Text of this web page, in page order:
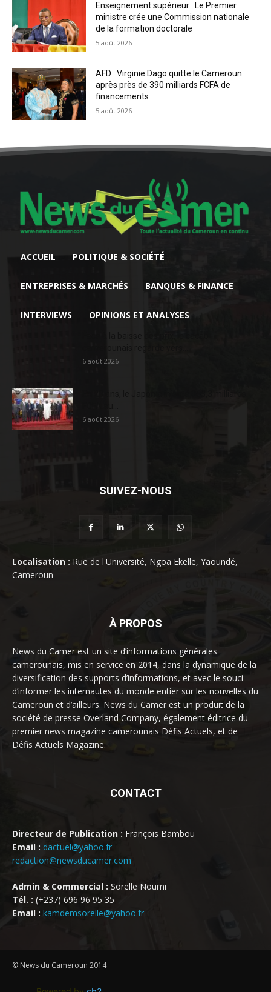
Enseignement supérieur : Le Premier
ministre crée une Commission nationale
de la formation doctorale
5 août 2026
AFD : Virginie Dago quitte le Cameroun
après près de 390 milliards FCFA de
financements
5 août 2026
ACCUEIL POLITIQUE & SOCIÉTÉ
ENTREPRISES & MARCHÉS BANQUES & FINANCE
INTERVIEWS OPINIONS ET ANALYSES
6 août 2026
6 août 2026
SUIVEZ-NOUS
Localisation : Rue de l'Université, Ngoa Ekelle, Yaoundé,
Cameroun
À PROPOS
News du Camer est un site d’informations générales
camerounais, mis en service en 2014, dans la dynamique de la
diversification des supports d’informations, et avec le souci
d’informer les internautes du monde entier sur les nouvelles du
Cameroun et d’ailleurs. News du Camer est un produit de la
société de presse Overland Company, également éditrice du
premier news magazine camerounais Défis Actuels, et de
Défis Actuels Magazine.
CONTACT
Directeur de Publication : François Bambou
Email : dactuel@yahoo.fr
redaction@newsducamer.com
Admin & Commercial : Sorelle Noumi
Tél. : (+237) 696 96 95 35
Email : kamdemsorelle@yahoo.fr
© News du Cameroun 2014